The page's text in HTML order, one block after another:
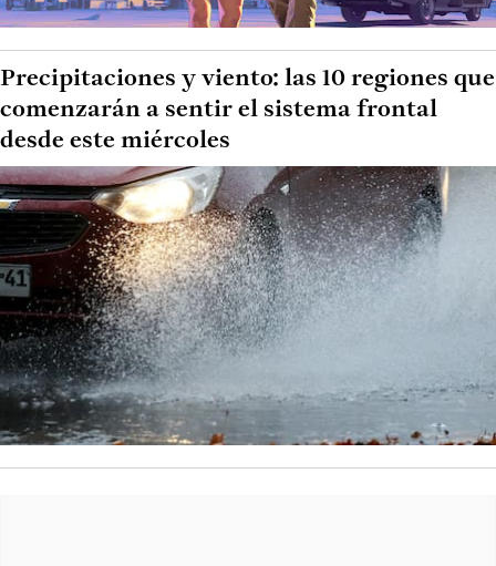
Precipitaciones y viento: las 10 regiones que
comenzarán a sentir el sistema frontal
desde este miércoles